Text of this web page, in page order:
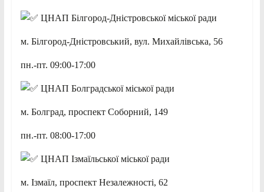
ЦНАП Білгород-Дністровської міської ради
м. Білгород-Дністровський, вул. Михайлівська, 56
пн.-пт. 09:00-17:00
ЦНАП Болградської міської ради
м. Болград, проспект Соборний, 149
пн.-пт. 08:00-17:00
ЦНАП Ізмаїльської міської ради
м. Ізмаїл, проспект Незалежності, 62